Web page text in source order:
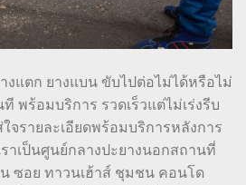
งแตก ยางแบน ขับไปต่อไม่ได้หรือไม่
พร้อมบริการ รวดเร็วแต่ไม่เร่งรีบ
จรายละเอียดพร้อมบริการหลังการ
าเป็นศูนย์กลางปะยางนอกสถานที่
ซอย ทาวนเฮ้าส์ ชุมชน คอนโด